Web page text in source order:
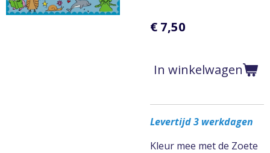
€ 7,50
In winkelwagen
Levertijd 3 werkdagen
Kleur mee met de Zoete